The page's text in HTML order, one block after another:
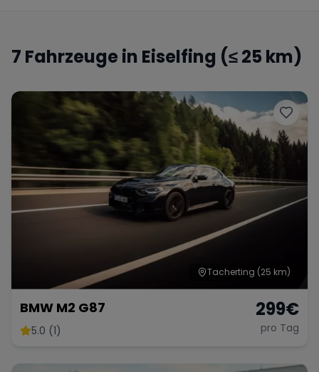
Porsche Lamborghini Ferrari
Ford Jaguar
Tesla Chevrolet Dodge
Rolls Royce Aston Martin
Wann
Zeitraum wählen
7 Fahrzeuge in Eiselfing (≤ 25 km)
Tacherting (25 km)
BMW M2 G87
5.0 (1)
299€
pro Tag